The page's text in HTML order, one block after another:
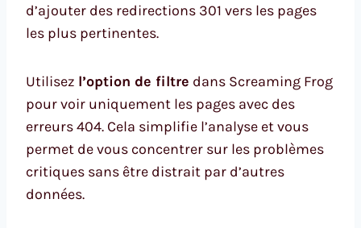
d’ajouter des redirections 301 vers les pages
les plus pertinentes.
Utilisez l’option de filtre dans Screaming Frog
pour voir uniquement les pages avec des
erreurs 404. Cela simplifie l’analyse et vous
permet de vous concentrer sur les problèmes
critiques sans être distrait par d’autres
données.